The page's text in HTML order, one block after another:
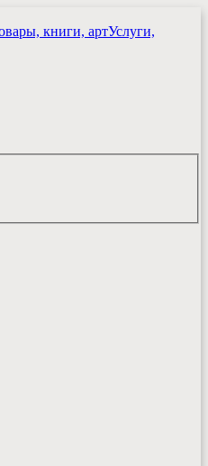
книги, артУслуги,